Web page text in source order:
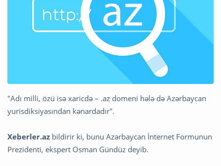
"Adı milli, özü isə xaricdə – .az domeni hələ də Azərbaycan
yurisdiksiyasından kənardadır".
Xeberler.az bildirir ki, bunu Azərbaycan İnternet Formunun
Prezidenti, ekspert Osman Gündüz deyib.